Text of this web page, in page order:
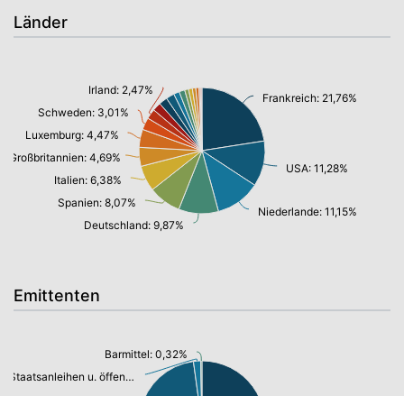
Länder
Frankreich: 21,76%
USA: 11,28%
Niederlande: 11,15%
Deutschland: 9,87%
Spanien: 8,07%
Italien: 6,38%
Großbritannien: 4,69%
Luxemburg: 4,47%
Schweden: 3,01%
Irland: 2,47%
Emittenten
Staatsanleihen u. öffentl.Anleihen: 1,78%
Barmittel: 0,32%